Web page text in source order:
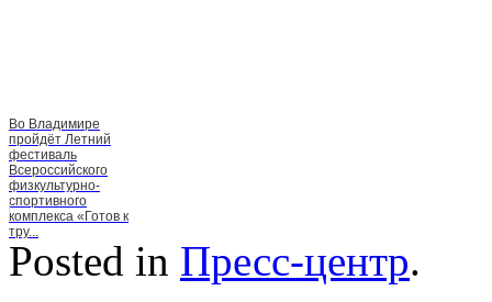
Во Владимире
пройдёт Летний
фестиваль
Всероссийского
физкультурно-
спортивного
комплекса «Готов к
тру...
Posted in Пресс-центр.